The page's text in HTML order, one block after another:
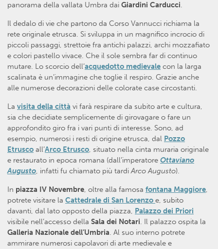
panorama della vallata Umbra dai Giardini Carducci.
Il dedalo di vie che partono da Corso Vannucci richiama la
rete originale etrusca. Si sviluppa in un magnifico incrocio di
piccoli passaggi, strettoie fra antichi palazzi, archi mozzafiato
e colori pastello vivace. Che il sole sembra far di continuo
mutare. Lo scorcio dell’acquedotto medievale con la larga
scalinata è un’immagine che toglie il respiro. Grazie anche
alle numerose decorazioni delle colorate case circostanti.
La visita della città vi farà respirare da subito arte e cultura,
sia che decidiate semplicemente di girovagare o fare un
approfondito giro fra i vari punti di interesse. Sono, ad
esempio, numerosi i resti di origine etrusca, dal Pozzo
Etrusco all’Arco Etrusco, situato nella cinta muraria originale
e restaurato in epoca romana (dall’imperatore Ottaviano
Augusto, infatti fu chiamato più tardiArco Augusto).
In piazza IV Novembre, oltre alla famosa fontana Maggiore,
potrete visitare la Cattedrale di San Lorenzo e, subito
davanti, dal lato opposto della piazza, Palazzo dei Priori
visibile nell’accesso della Sala dei Notari. Il palazzo ospita la
Galleria Nazionale dell’Umbria. Al suo interno potrete
ammirare numerosi capolavori di arte medievale e